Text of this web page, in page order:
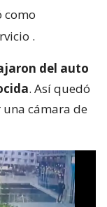
como
.
del auto
. Así quedó
cámara de